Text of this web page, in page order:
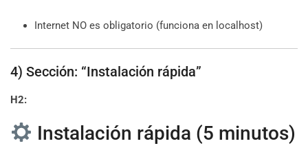
Internet NO es obligatorio (funciona en localhost)
4) Sección: “Instalación rápida”
H2:
Instalación rápida (5 minutos)